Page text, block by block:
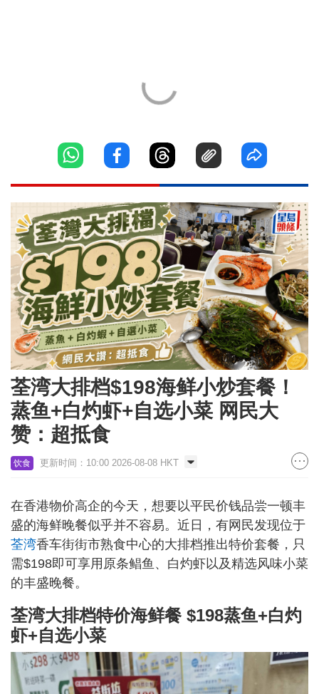
荃湾大排档$198海鲜小炒套餐！
蒸鱼+白灼虾+自选小菜 网民大
赞：超抵食
饮食 更新时间：10:00 2026-08-08 HKT
在香港物价高企的今天，想要以平民价钱品尝一顿丰
盛的海鲜晚餐似乎并不容易。近日，有网民发现位于
荃湾香车街街市熟食中心的大排档推出特价套餐，只
需$198即可享用原条鲳鱼、白灼虾以及精选风味小菜
的丰盛晚餐。
荃湾大排档特价海鲜餐 $198蒸鱼+白灼
虾+自选小菜